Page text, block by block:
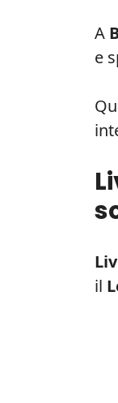
A
e
il